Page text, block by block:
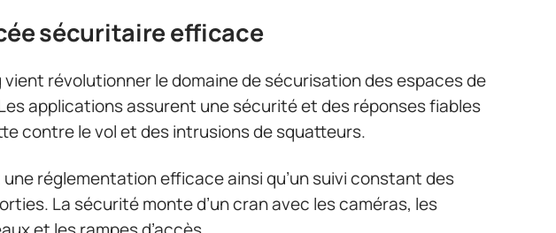
sécuritaire efficace
vient révolutionner le domaine de sécurisation des espaces de
applications assurent une sécurité et des réponses fiables
contre le vol et des intrusions de squatteurs.
réglementation efficace ainsi qu’un suivi constant des
La sécurité monte d’un cran avec les caméras, les